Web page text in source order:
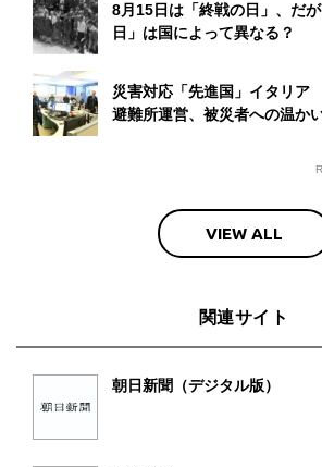
8月15日は「終戦の日」、だ
日」は国によって異なる？
災害対応「先進国」イタリ
避難所運営、被災者への温か
VIEW ALL
関連サイト
朝日新聞（デジタル版）